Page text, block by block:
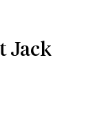
Jack